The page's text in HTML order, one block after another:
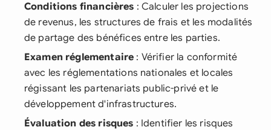
Conditions financières : Calculer les projections
de revenus, les structures de frais et les modalités
de partage des bénéfices entre les parties.
Examen réglementaire : Vérifier la conformité
avec les réglementations nationales et locales
régissant les partenariats public-privé et le
développement d'infrastructures.
Évaluation des risques : Identifier les risques